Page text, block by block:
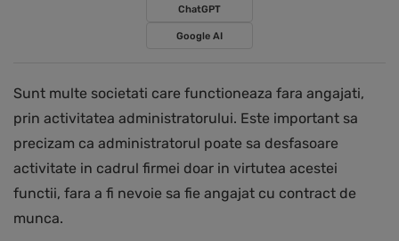
ChatGPT
Google AI
Sunt multe societati care functioneaza fara angajati,
prin activitatea administratorului. Este important sa
precizam ca administratorul poate sa desfasoare
activitate in cadrul firmei doar in virtutea acestei
functii, fara a fi nevoie sa fie angajat cu contract de
munca.